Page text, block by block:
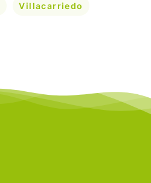
Villacarriedo